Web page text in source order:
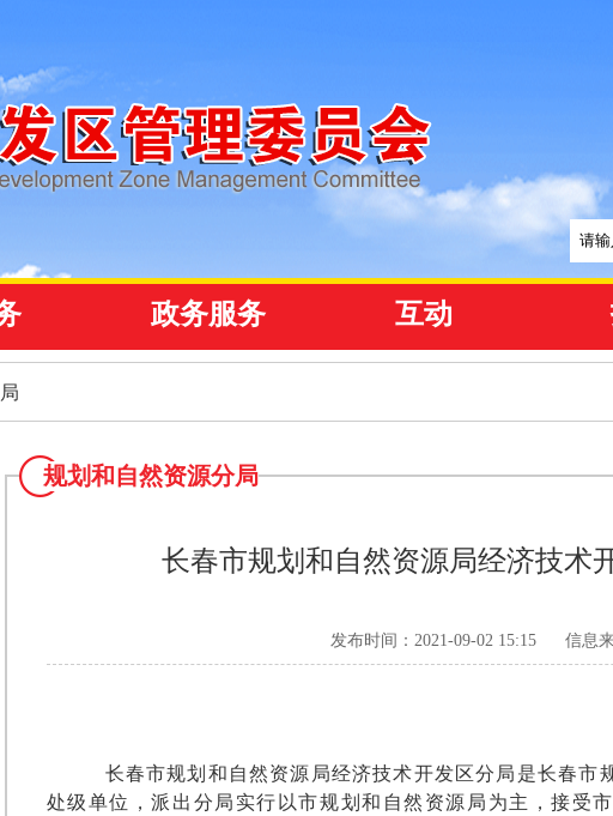
政务服务 互动
规划和自然资源分局
长春市规划和自然资源局经济技术
发布时间：2021-09-02 15:15 信息
长春市规划和自然资源局经济技术开发区分局是长春市
处级单位，派出分局实行以市规划和自然资源局为主，接受